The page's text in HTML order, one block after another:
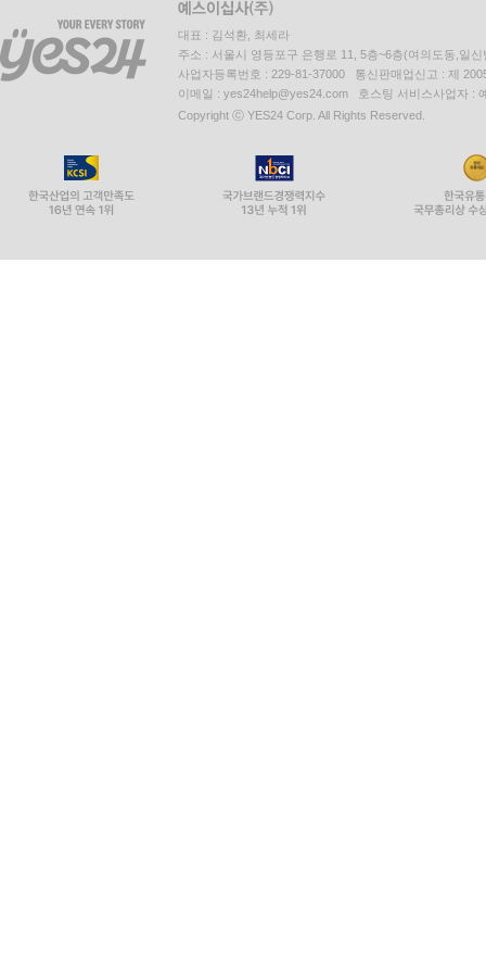
대표 : 김석환, 최세라
주소 : 서울시 영등포구 은행로 11, 5층~6층(여의도동,일신
사업자등록번호 : 229-81-37000 통신판매업신고 : 제
이메일 : yes24help@yes24.com 호스팅 서비스사업자 :
Copyright ⓒ YES24 Corp. All Rights Reserved.